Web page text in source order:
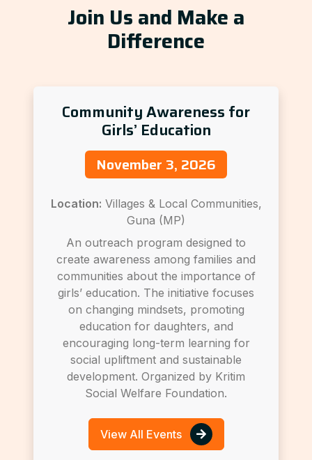
Join Us and Make a
Difference
Community Awareness for
Girls’ Education
November 3, 2026
Location: Villages & Local Communities,
Guna (MP)
An outreach program designed to
create awareness among families and
communities about the importance of
girls’ education. The initiative focuses
on changing mindsets, promoting
education for daughters, and
encouraging long-term learning for
social upliftment and sustainable
development. Organized by Kritim
Social Welfare Foundation.
View All Events